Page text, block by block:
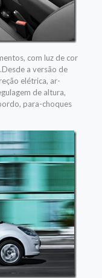
com luz de cor
a versão de
elétrica, ar-
de altura,
para-choques